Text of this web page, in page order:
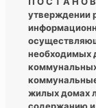
утверждении
необходимых
жилых домах
содержанию